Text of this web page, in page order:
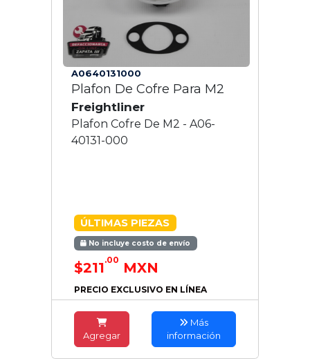
A0640131000
Plafon De Cofre Para M2
Freightliner
Plafon Cofre De M2 - A06-
40131-000
ÚLTIMAS PIEZAS
No incluye costo de envío
$211.00 MXN
PRECIO EXCLUSIVO EN LÍNEA
Agregar
Más
información